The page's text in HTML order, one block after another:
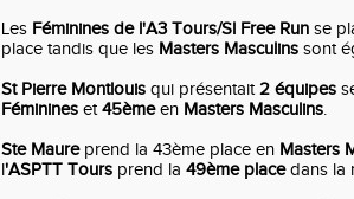
Les Féminines de l'A3 Tours/Sl Free Run se
place tandis que les Masters Masculins sont
St Pierre Montlouis qui présentait2 équipes
Féminines et45èmeen Masters Masculins.
Ste Maureprend la 43ème place en Masters
l'ASPTT Tours prend la 49ème placedans la